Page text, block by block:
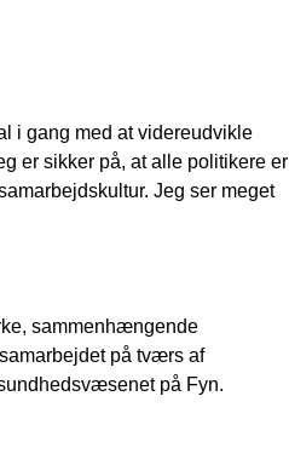
i gang med at videreudvikle
er sikker på, at alle politikere er
Jeg ser meget
sammenhængende
på tværs af
på Fyn.